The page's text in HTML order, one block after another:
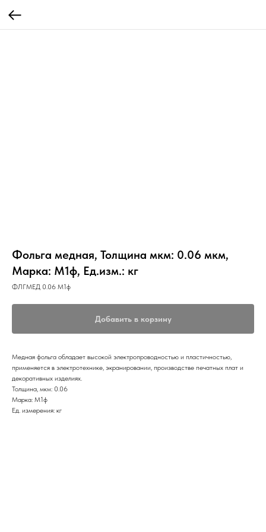
Фольга медная, Толщина мкм: 0.06 мкм,
Марка: М1ф, Ед.изм.: кг
ФЛГМЕД 0.06 М1ф
Добавить в корзину
Медная фольга обладает высокой электропроводностью и пластичностью,
применяется в электротехнике, экранировании, производстве печатных плат и
декоративных изделиях.
Толщина, мкм: 0.06
Марка: М1ф
Ед. измерения: кг